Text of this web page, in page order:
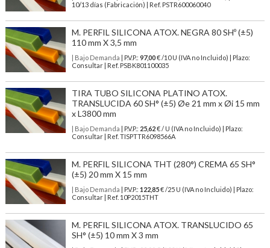
10/13 días (Fabricación) | Ref. PSTR600060040
M. PERFIL SILICONA ATOX. NEGRA 80 SHº (±5)
110 mm X 3,5 mm
| Bajo Demanda | P.V.P.: 97,00€ /10 U (IVA no Incluido) | Plazo:
Consultar | Ref. PSBK801100035
TIRA TUBO SILICONA PLATINO ATOX.
TRANSLUCIDA 60 SH° (±5) Øe 21 mm x Øi 15 mm
x L3800 mm
| Bajo Demanda | P.V.P.: 25,62€ / U (IVA no Incluido) | Plazo:
Consultar | Ref. TISPTTR6098566A
M. PERFIL SILICONA THT (280°) CREMA 65 SH°
(±5) 20 mm X 15 mm
| Bajo Demanda | P.V.P.: 122,85€ /25 U (IVA no Incluido) | Plazo:
Consultar | Ref. 10P2015THT
M. PERFIL SILICONA ATOX. TRANSLUCIDO 65
SH° (±5) 10 mm X 3 mm